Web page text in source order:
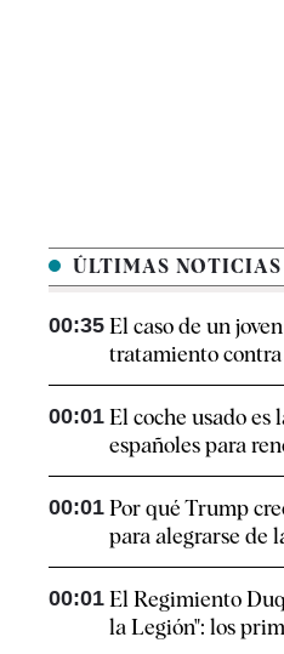
ÚLTIMAS NOTICIAS
00:35 El caso de un
tratamiento contra
00:01 El coche usado es
españoles para
00:01 Por qué Trump
para alegrarse de
00:01 El Regimiento
la Legión": los